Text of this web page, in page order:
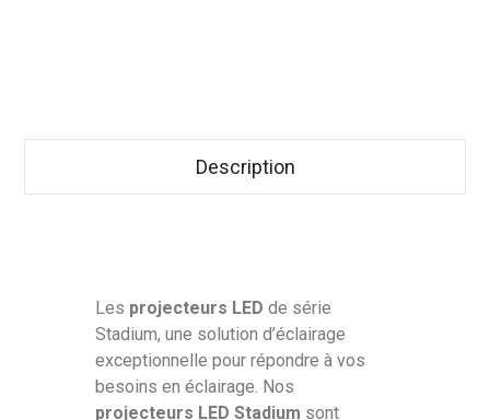
Description
Les projecteurs LED de série
Stadium, une solution d’éclairage
exceptionnelle pour répondre à vos
besoins en éclairage. Nos
projecteurs LED Stadium sont